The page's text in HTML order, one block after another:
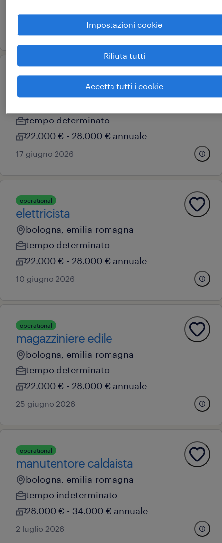
operational
tempo determinato
22.000 € - 28.000 € annuale
17 giugno 2026
operational
elettricista
bologna, emilia-romagna
tempo determinato
22.000 € - 28.000 € annuale
10 giugno 2026
operational
magazziniere edile
bologna, emilia-romagna
tempo determinato
22.000 € - 28.000 € annuale
25 giugno 2026
operational
manutentore caldaista
bologna, emilia-romagna
tempo indeterminato
28.000 € - 34.000 € annuale
2 luglio 2026
Impostazioni cookie
Rifiuta tutti
Accetta tutti i cookie